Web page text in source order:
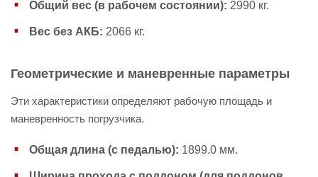
Общий вес (в рабочем состоянии): 2990 кг.
Вес без АКБ: 2066 кг.
Геометрические и маневренные параметры
Эти характеристики определяют рабочую площадь и
маневренность погрузчика.
Общая длина (с педалью): 1899.0 мм.